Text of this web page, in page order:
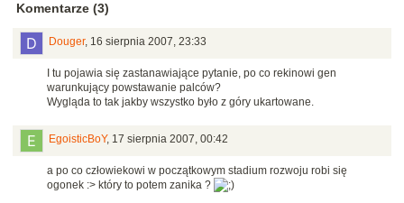
Komentarze (3)
Douger, 16 sierpnia 2007, 23:33
I tu pojawia się zastanawiające pytanie, po co rekinowi gen
warunkujący powstawanie palców?
Wygląda to tak jakby wszystko było z góry ukartowane.
EgoisticBoY, 17 sierpnia 2007, 00:42
a po co człowiekowi w początkowym stadium rozwoju robi się
ogonek :> który to potem zanika ?